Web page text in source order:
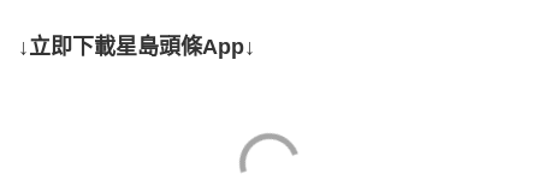
↓立即下載星島頭條App↓